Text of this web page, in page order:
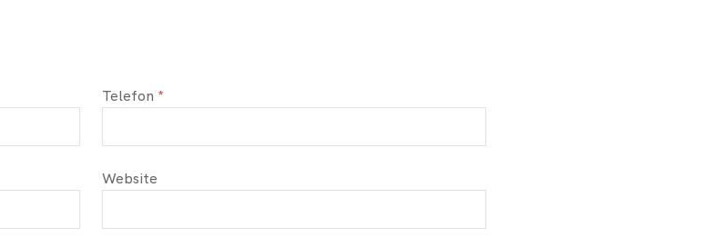
Telefon
Website